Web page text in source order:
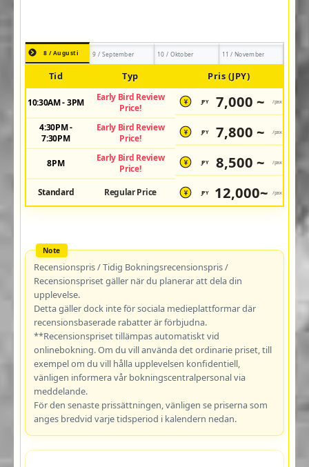
8 / Augusti 9 / September 10 / Oktober 11 / November
Tid Typ Pris (JPY)
10:30AM - 3PM
Early Bird Review
Price!
¥ JPY 7,000 ~ /pax
4:30PM -
7:30PM
Early Bird Review
Price!
¥ JPY 7,800 ~ /pax
8PM
Early Bird Review
Price!
¥ JPY 8,500 ~ /pax
Standard Regular Price ¥ JPY 12,000~ /pax
Recensionspris / Tidig Bokningsrecensionspris /
Recensionspriset gäller när du planerar att dela din
upplevelse.
Detta gäller dock inte för sociala medieplattformar där
recensionsbaserade rabatter är förbjudna.
**Recensionspriset tillämpas automatiskt vid
onlinebokning. Om du vill använda det ordinarie priset, till
exempel om du vill hålla upplevelsen konfidentiell,
vänligen informera vår bokningscentralpersonal via
meddelande.
För den senaste prissättningen, vänligen se priserna som
anges bredvid varje tidsperiod i kalendern nedan.